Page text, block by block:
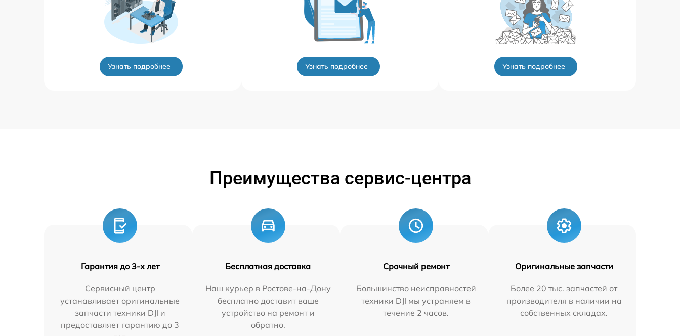
Узнать подробнее Узнать подробнее Узнать подробнее
Преимущества сервис-центра
Гарантия до 3-х лет
Сервисный центр
устанавливает оригинальные
запчасти техники DJI и
предоставляет гарантию до 3
Бесплатная доставка
Наш курьер в Ростове-на-Дону
бесплатно доставит ваше
устройство на ремонт и
обратно.
Срочный ремонт
Большинство неисправностей
техники DJI мы устраняем в
течение 2 часов.
Оригинальные запчасти
Более 20 тыс. запчастей от
производителя в наличии на
собственных складах.